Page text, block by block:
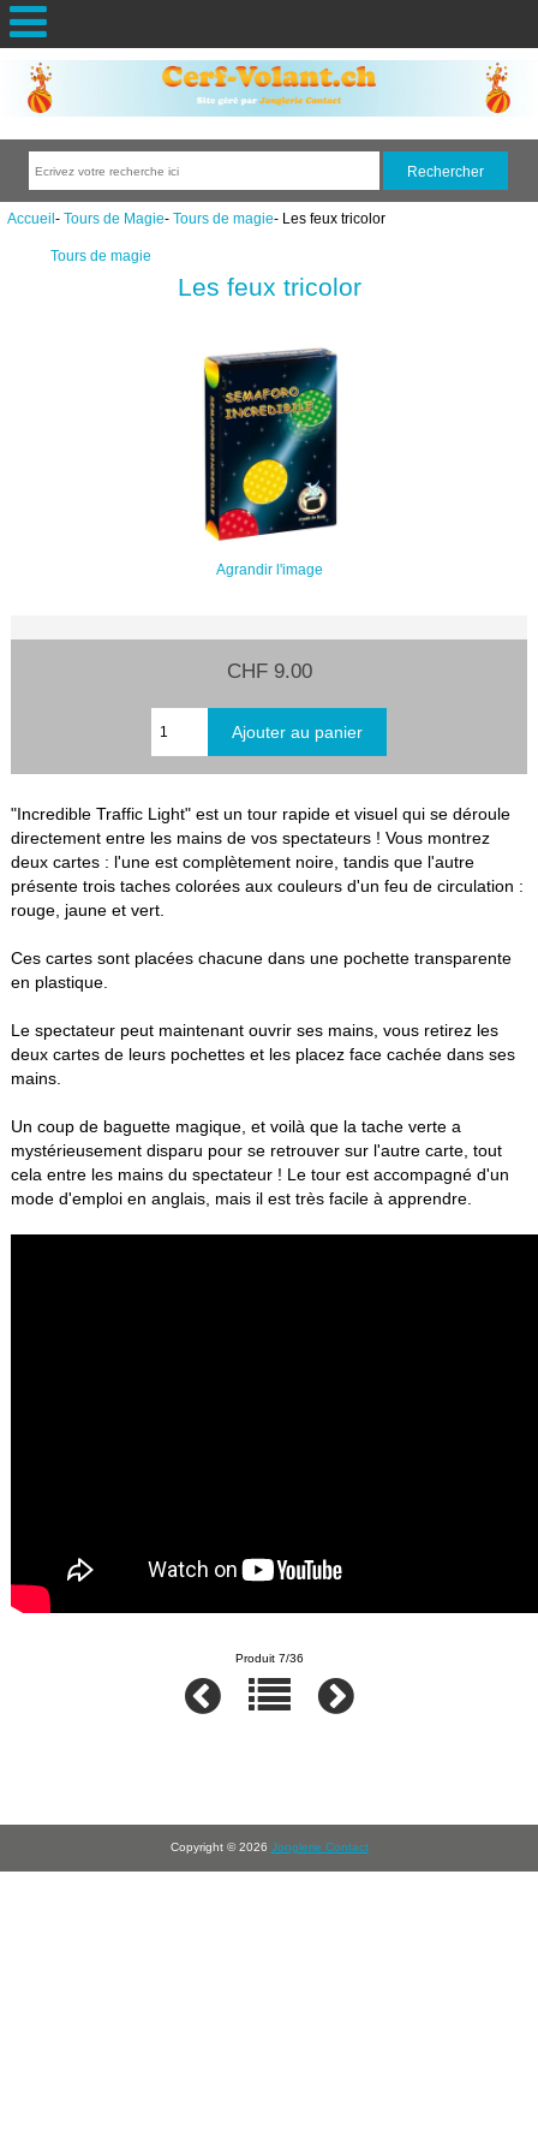
Accueil- Tours de Magie- Tours de magie- Les feux tricolor
Tours de magie
Les feux tricolor
Agrandir l'image
CHF 9.00
"Incredible Traffic Light" est un tour rapide et visuel qui se déroule
directement entre les mains de vos spectateurs ! Vous montrez
deux cartes : l'une est complètement noire, tandis que l'autre
présente trois taches colorées aux couleurs d'un feu de circulation :
rouge, jaune et vert.
Ces cartes sont placées chacune dans une pochette transparente
en plastique.
Le spectateur peut maintenant ouvrir ses mains, vous retirez les
deux cartes de leurs pochettes et les placez face cachée dans ses
mains.
Un coup de baguette magique, et voilà que la tache verte a
mystérieusement disparu pour se retrouver sur l'autre carte, tout
cela entre les mains du spectateur ! Le tour est accompagné d'un
mode d'emploi en anglais, mais il est très facile à apprendre.
Produit 7/36
Copyright © 2026 Jonglerie Contact